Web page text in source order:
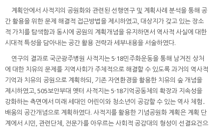
계획안에서 사적지의 공원화와 관련된 선행연구 및 계획사례 분석을 통해 공
간 활용을 위한 문제 해결적 접근방법을 제시하였고, 대상지가 갖고 있는 장소
적 가치를 탐색함과 동시에 공원의 계획개념을 유지하면서 역사적 사실에 대한
시대적 특성을 담아내는 공간 활용 전략과 세부내용을 서술하였다.
연구의 결과로 국군광주병원 사적지는 5·18민주화운동을 통해 남겨진 상처
에 대한 치유의 문제를 지역사회가 주체적으로 해결할 수 있도록 과거의 역사적
기억과 치유의 공원으로 계획하되, 기존 자연환경을 활용한 치유의 숲 개념을
제시하였고, 505보안부대 옛터 사적지는 5·18기억공동체의 확장과 지속성을
강화하는 측면에서 미래 세대인 어린이와 청소년이 공감할 수 있는 역사 체험․
배움의 공간개념으로 계획하였다. 사적지를 활용한 기념공원화 계획은 계획 단
계에서 시민, 관련단체, 전문가를 아우르는 사회적 공감대의 형성이 선결요건으